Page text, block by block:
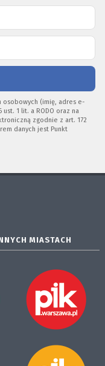
osobowych (imię, adres e-
1 lit. a RODO oraz na
zgodnie z art. 172
danych jest Punkt
MIASTACH